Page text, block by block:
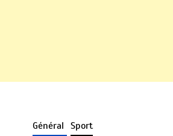
Général Sport